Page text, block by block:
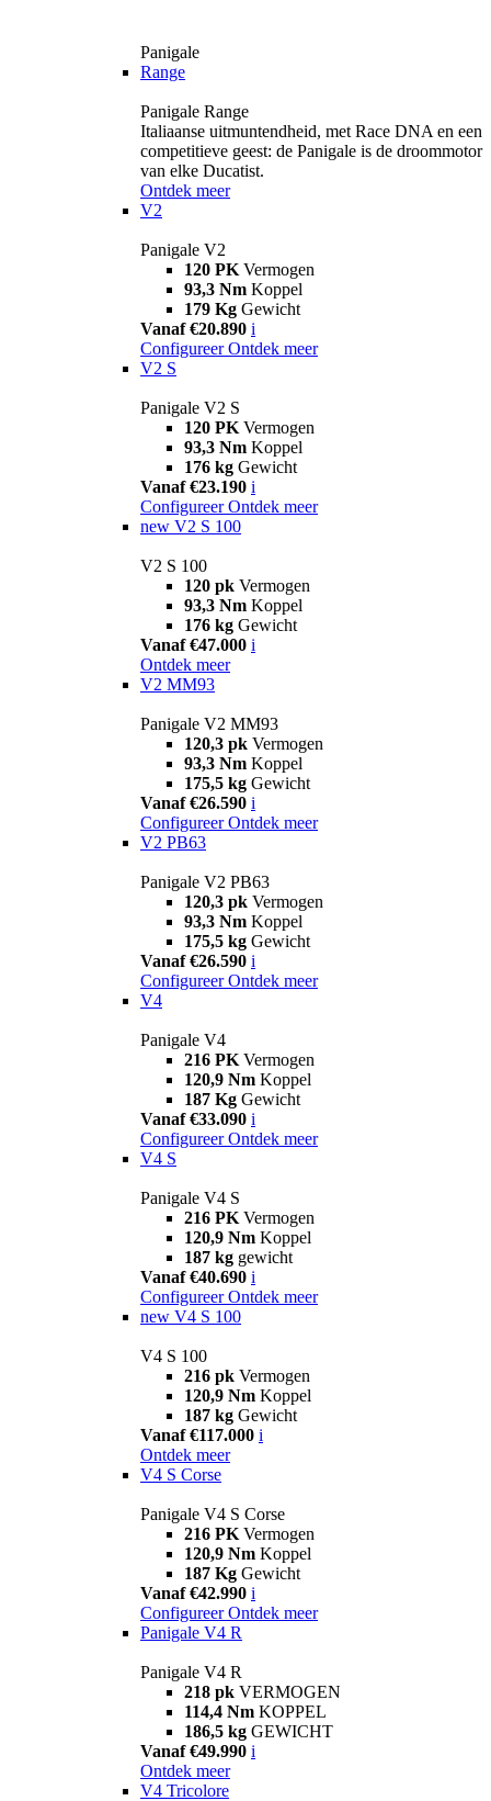
Panigale
Range
Panigale Range
Italiaanse uitmuntendheid, met Race DNA en een
competitieve geest: de Panigale is de droommotor
van elke Ducatist.
Ontdek meer
V2
Panigale V2
120 PK Vermogen
93,3 Nm Koppel
179 Kg Gewicht
Vanaf €20.890 i
Configureer Ontdek meer
V2 S
Panigale V2 S
120 PK Vermogen
93,3 Nm Koppel
176 kg Gewicht
Vanaf €23.190 i
Configureer Ontdek meer
new V2 S 100
V2 S 100
120 pk Vermogen
93,3 Nm Koppel
176 kg Gewicht
Vanaf €47.000 i
Ontdek meer
V2 MM93
Panigale V2 MM93
120,3 pk Vermogen
93,3 Nm Koppel
175,5 kg Gewicht
Vanaf €26.590 i
Configureer Ontdek meer
V2 PB63
Panigale V2 PB63
120,3 pk Vermogen
93,3 Nm Koppel
175,5 kg Gewicht
Vanaf €26.590 i
Configureer Ontdek meer
V4
Panigale V4
216 PK Vermogen
120,9 Nm Koppel
187 Kg Gewicht
Vanaf €33.090 i
Configureer Ontdek meer
V4 S
Panigale V4 S
216 PK Vermogen
120,9 Nm Koppel
187 kg gewicht
Vanaf €40.690 i
Configureer Ontdek meer
new V4 S 100
V4 S 100
216 pk Vermogen
120,9 Nm Koppel
187 kg Gewicht
Vanaf €117.000 i
Ontdek meer
V4 S Corse
Panigale V4 S Corse
216 PK Vermogen
120,9 Nm Koppel
187 Kg Gewicht
Vanaf €42.990 i
Configureer Ontdek meer
Panigale V4 R
Panigale V4 R
218 pk VERMOGEN
114,4 Nm KOPPEL
186,5 kg GEWICHT
Vanaf €49.990 i
Ontdek meer
V4 Tricolore